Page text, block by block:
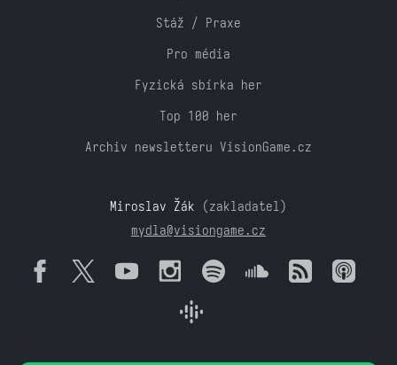
Stáž / Praxe
Pro média
Fyzická sbírka her
Top 100 her
Archiv newsletteru VisionGame.cz
Miroslav Žák (zakladatel)
mydla@visiongame.cz